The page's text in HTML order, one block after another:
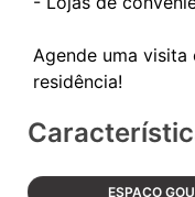
Agende uma visita
ESPAÇO